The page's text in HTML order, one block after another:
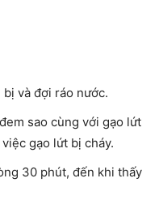
bị và đợi ráo nước.
sao cùng với gạo lứt
gạo lứt bị cháy.
30 phút, đến khi thấy